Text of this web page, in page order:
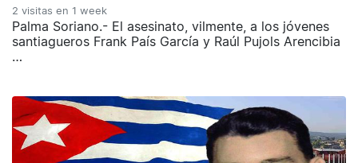
2 visitas en 1 week
Palma Soriano.- El asesinato, vilmente, a los jóvenes
santiagueros Frank País García y Raúl Pujols Arencibia
…